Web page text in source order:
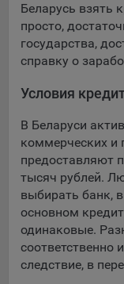
используется для
Компании,
компанией,
пом.44.
Рекламные
Отключение
принимать меры
Сайта, исходя из
осуществлять
материалов по
Беларусь взять
просто,
государства,
справку о
Условия
В Беларуси
коммерческих и
предоставляют
тысяч рублей.
выбирать банк,
основном
одинаковые.
соответственно
следствие, в